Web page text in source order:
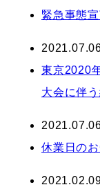
緊急事態
東京2020
大会に伴
休業日の